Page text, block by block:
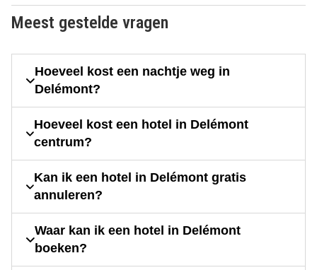
Meest gestelde vragen
Hoeveel kost een nachtje weg in
Delémont?
Hoeveel kost een hotel in Delémont
centrum?
Kan ik een hotel in Delémont gratis
annuleren?
Waar kan ik een hotel in Delémont
boeken?